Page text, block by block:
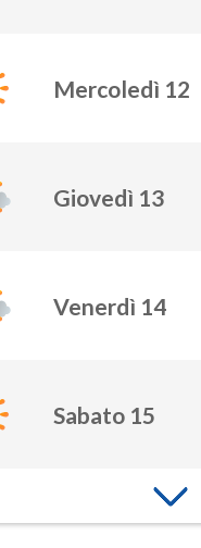
Mercoledì 12
Giovedì 13
Venerdì 14
Sabato 15